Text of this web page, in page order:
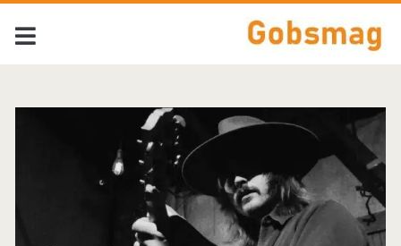
Tag:
<span>Led
Zeppelin</span>